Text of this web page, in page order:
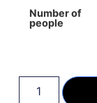
Number of
people